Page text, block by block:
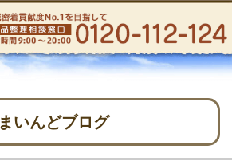
まいんどブログ